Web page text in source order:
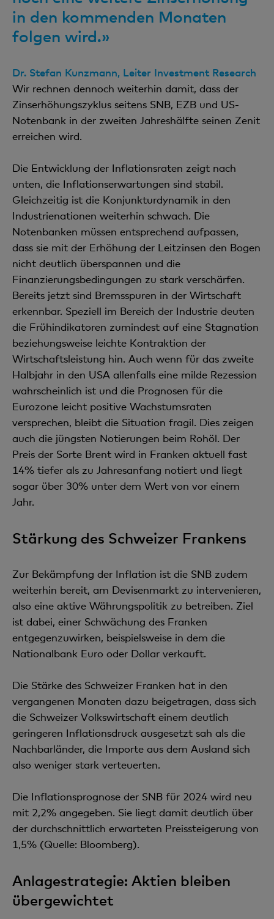
in den kommenden Monaten
folgen wird.»
Dr. Stefan Kunzmann, Leiter Investment Research
Wir rechnen dennoch weiterhin damit, dass der
Zinserhöhungszyklus seitens SNB, EZB und US-
Notenbank in der zweiten Jahreshälfte seinen Zenit
erreichen wird.
Die Entwicklung der Inflationsraten zeigt nach
unten, die Inflationserwartungen sind stabil.
Gleichzeitig ist die Konjunkturdynamik in den
Industrienationen weiterhin schwach. Die
Notenbanken müssen entsprechend aufpassen,
dass sie mit der Erhöhung der Leitzinsen den Bogen
nicht deutlich überspannen und die
Finanzierungsbedingungen zu stark verschärfen.
Bereits jetzt sind Bremsspuren in der Wirtschaft
erkennbar. Speziell im Bereich der Industrie deuten
die Frühindikatoren zumindest auf eine Stagnation
beziehungsweise leichte Kontraktion der
Wirtschaftsleistung hin. Auch wenn für das zweite
Halbjahr in den USA allenfalls eine milde Rezession
wahrscheinlich ist und die Prognosen für die
Eurozone leicht positive Wachstumsraten
versprechen, bleibt die Situation fragil. Dies zeigen
auch die jüngsten Notierungen beim Rohöl. Der
Preis der Sorte Brent wird in Franken aktuell fast
14% tiefer als zu Jahresanfang notiert und liegt
sogar über 30% unter dem Wert von vor einem
Jahr.
Stärkung des Schweizer Frankens
Zur Bekämpfung der Inflation ist die SNB zudem
weiterhin bereit, am Devisenmarkt zu intervenieren,
also eine aktive Währungspolitik zu betreiben. Ziel
ist dabei, einer Schwächung des Franken
entgegenzuwirken, beispielsweise in dem die
Nationalbank Euro oder Dollar verkauft.
Die Stärke des Schweizer Franken hat in den
vergangenen Monaten dazu beigetragen, dass sich
die Schweizer Volkswirtschaft einem deutlich
geringeren Inflationsdruck ausgesetzt sah als die
Nachbarländer, die Importe aus dem Ausland sich
also weniger stark verteuerten.
Die Inflationsprognose der SNB für 2024 wird neu
mit 2,2% angegeben. Sie liegt damit deutlich über
der durchschnittlich erwarteten Preissteigerung von
1,5% (Quelle: Bloomberg).
Anlagestrategie: Aktien bleiben
übergewichtet